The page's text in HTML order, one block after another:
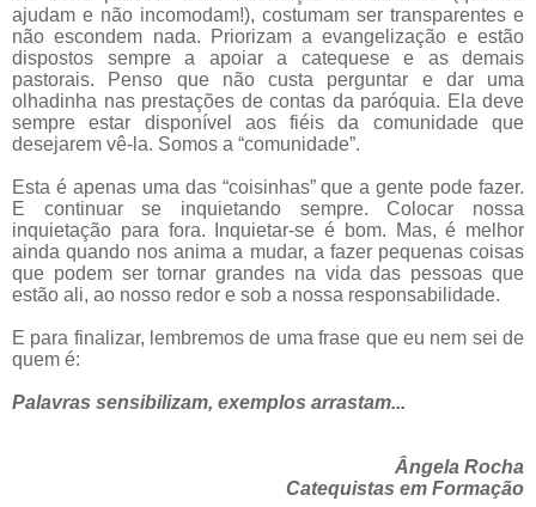
ajudam e não incomodam!), costumam ser transparentes e
não escondem nada. Priorizam a evangelização e estão
dispostos sempre a apoiar a catequese e as demais
pastorais. Penso que não custa perguntar e dar uma
olhadinha nas prestações de contas da paróquia. Ela deve
sempre estar disponível aos fiéis da comunidade que
desejarem vê-la. Somos a “comunidade”.
Esta é apenas uma das “coisinhas” que a gente pode fazer.
E continuar se inquietando sempre. Colocar nossa
inquietação para fora. Inquietar-se é bom. Mas, é melhor
ainda quando nos anima a mudar, a fazer pequenas coisas
que podem ser tornar grandes na vida das pessoas que
estão ali, ao nosso redor e sob a nossa responsabilidade.
E para finalizar, lembremos de uma frase que eu nem sei de
quem é:
Palavras sensibilizam, exemplos arrastam...
Ângela Rocha
Catequistas em Formação